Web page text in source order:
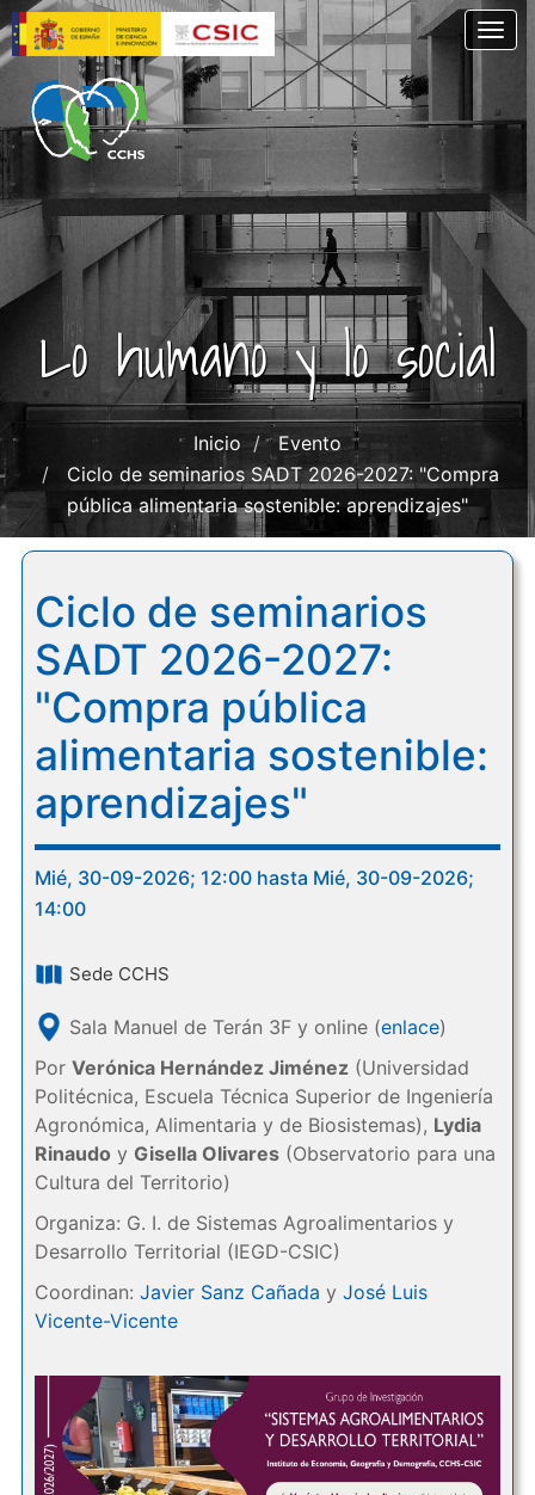
Pasar
al
contenido
principal
Lo humano y lo social
Inicio
Evento
Ciclo de seminarios SADT 2026-2027: "Compra
pública alimentaria sostenible: aprendizajes"
Ciclo de seminarios
SADT 2026-2027:
"Compra pública
alimentaria sostenible:
aprendizajes"
Mié, 30-09-2026; 12:00 hasta Mié, 30-09-2026;
14:00
Sede CCHS
Sala Manuel de Terán 3F y online (enlace)
Por Verónica Hernández Jiménez(Universidad
Politécnica, Escuela Técnica Superior de Ingeniería
Agronómica, Alimentaria y de Biosistemas), Lydia
Rinaudo y Gisella Olivares(Observatorio para una
Cultura del Territorio)
Organiza: G. I. de Sistemas Agroalimentarios y
Desarrollo Territorial (IEGD-CSIC)
Coordinan: Javier Sanz Cañada y José Luis
Vicente-Vicente